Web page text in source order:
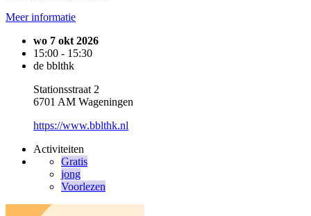
Meer informatie
wo 7 okt 2026
15:00 - 15:30
de bblthk
Stationsstraat 2
6701 AM Wageningen
https://www.bblthk.nl
Activiteiten
Gratis
jong
Voorlezen